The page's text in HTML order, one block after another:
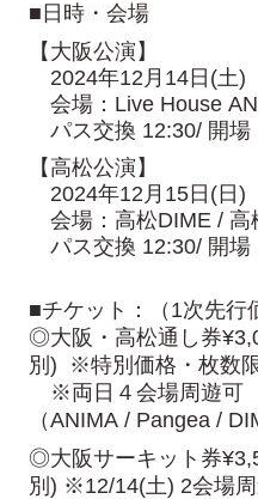
■日時・ 会場
【大阪公演】
2024年12月14日(土)
会場：Live House
パス交換 12:30/ 開場
【高松公演】
2024年12月15日(日)
会場：高松DIME / 高
パス交換 12:30/ 開場
■チケット：（1次先行
◎大阪・高松通し券
別) ※特別価格・枚数
※両日４会場周遊可
（ANIMA / Pangea /
◎大阪サーキット券
別) ※12/14(土) 2会場周